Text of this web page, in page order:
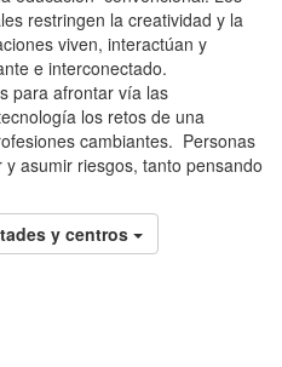
restringen la creatividad y la
viven, interactúan y
e interconectado.
para afrontar vía las
los retos de una
cambiantes. Personas
asumir riesgos, tanto pensando
y centros